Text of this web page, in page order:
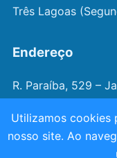
Três Lagoas
Endereço
R. Paraíba, 529 –
– MS
© 2026 — Dr.
Utilizamos cookies
nosso site. Ao